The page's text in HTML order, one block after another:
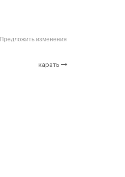
Предложить изменения
карать